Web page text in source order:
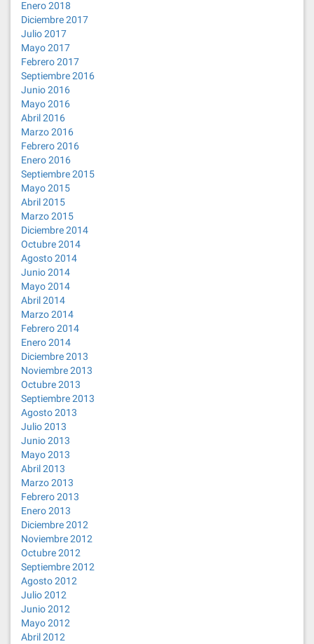
Enero 2018
Diciembre 2017
Julio 2017
Mayo 2017
Febrero 2017
Septiembre 2016
Junio 2016
Mayo 2016
Abril 2016
Marzo 2016
Febrero 2016
Enero 2016
Septiembre 2015
Mayo 2015
Abril 2015
Marzo 2015
Diciembre 2014
Octubre 2014
Agosto 2014
Junio 2014
Mayo 2014
Abril 2014
Marzo 2014
Febrero 2014
Enero 2014
Diciembre 2013
Noviembre 2013
Octubre 2013
Septiembre 2013
Agosto 2013
Julio 2013
Junio 2013
Mayo 2013
Abril 2013
Marzo 2013
Febrero 2013
Enero 2013
Diciembre 2012
Noviembre 2012
Octubre 2012
Septiembre 2012
Agosto 2012
Julio 2012
Junio 2012
Mayo 2012
Abril 2012